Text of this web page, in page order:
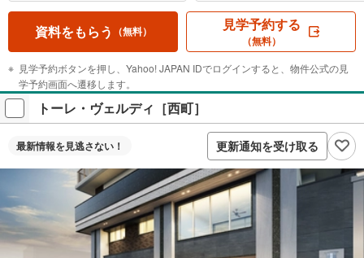
資料をもらう （無料） 見学予約する
（無料）
見学予約ボタンを押し、Yahoo! JAPAN IDでログインすると、物件公式の見
学予約画面へ遷移します。
トーレ・ヴェルディ［西町］
最新情報を見逃さない！ 更新通知を受け取る